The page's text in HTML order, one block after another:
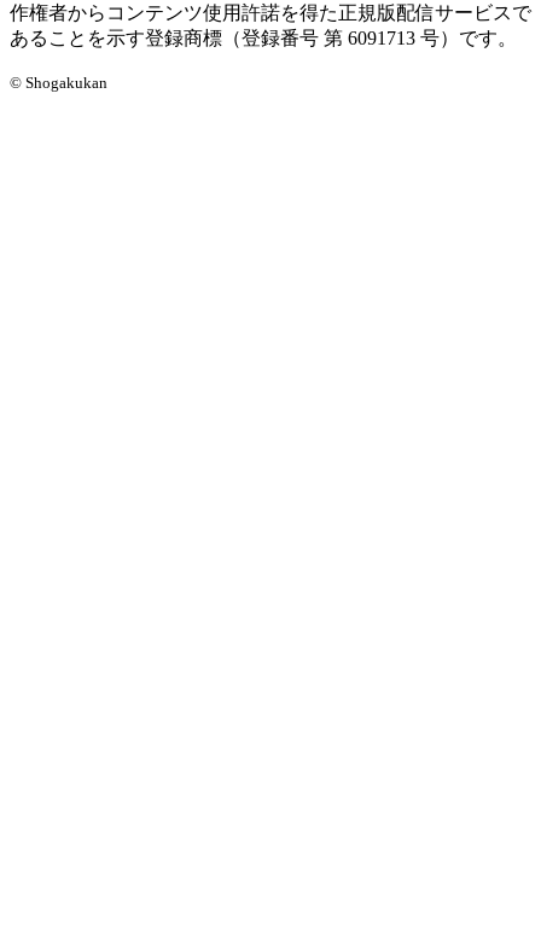
作権者からコンテンツ使用許諾を得た正規版配信サービスで
あることを示す登録商標（登録番号 第 6091713 号）です。
© Shogakukan